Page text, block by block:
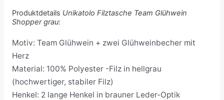
Produktdetails Unikatolo Filztasche Team Glühwein
Shopper grau:
Motiv: Team Glühwein + zwei Glühweinbecher mit
Herz
Material: 100% Polyester -Filz in hellgrau
(hochwertiger, stabiler Filz)
Henkel: 2 lange Henkel in brauner Leder-Optik